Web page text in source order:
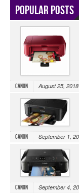
Popular Posts
Canon August 25, 2018
Canon September 1,
Canon September 4,